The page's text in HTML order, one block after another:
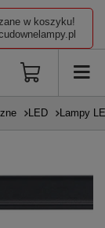
w koszyku!
LED Lampy